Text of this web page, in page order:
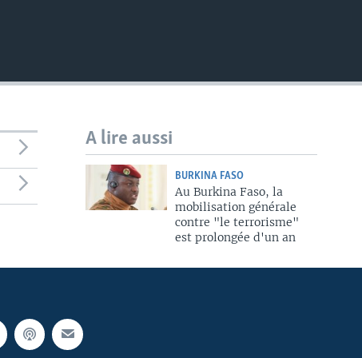
A lire aussi
BURKINA FASO
Au Burkina Faso, la
mobilisation générale
contre "le terrorisme"
est prolongée d'un an